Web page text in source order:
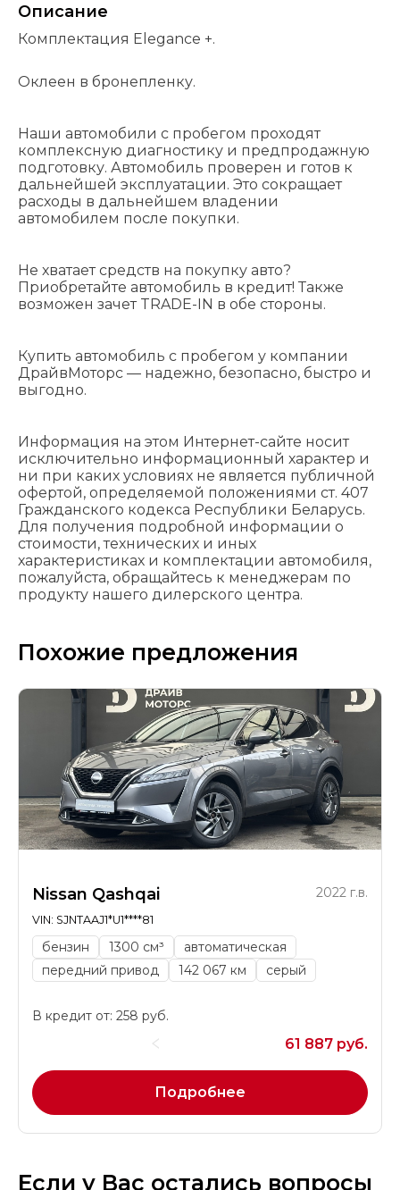
Описание
Комплектация Elegance +.
Оклеен в бронепленку.
Наши автомобили с пробегом проходят
комплексную диагностику и предпродажную
подготовку. Автомобиль проверен и готов к
дальнейшей эксплуатации. Это сокращает
расходы в дальнейшем владении
автомобилем после покупки.
Не хватает средств на покупку авто?
Приобретайте автомобиль в кредит! Также
возможен зачет TRADE-IN в обе стороны.
Купить автомобиль с пробегом у компании
ДрайвМоторс — надежно, безопасно, быстро и
выгодно.
Информация на этом Интернет-сайте носит
исключительно информационный характер и
ни при каких условиях не является публичной
офертой, определяемой положениями cт. 407
Гражданского кодекса Республики Беларусь.
Для получения подробной информации о
стоимости, технических и иных
характеристиках и комплектации автомобиля,
пожалуйста, обращайтесь к менеджерам по
продукту нашего дилерского центра.
Похожие предложения
Nissan Qashqai 2022 г.в.
VIN: SJNTAAJ1*U1****81
бензин 1300 см³
автоматическая
передний привод
142 067 км серый
В кредит от: 258 руб.
61 887 руб.
Подробнее
Если у Вас остались вопросы